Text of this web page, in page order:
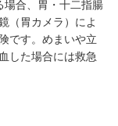
合、胃・十二指腸
（胃カメラ）によ
です。めまいや立
した場合には救急